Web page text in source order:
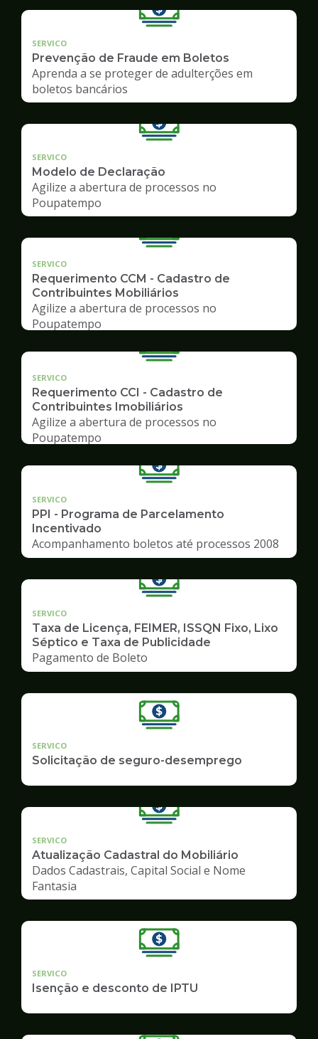
SERVICO
Prevenção de Fraude em Boletos
Aprenda a se proteger de adulterções em
boletos bancários
SERVICO
Modelo de Declaração
Agilize a abertura de processos no
Poupatempo
SERVICO
Requerimento CCM - Cadastro de
Contribuintes Mobiliários
Agilize a abertura de processos no
Poupatempo
SERVICO
Requerimento CCI - Cadastro de
Contribuintes Imobiliários
Agilize a abertura de processos no
Poupatempo
SERVICO
PPI - Programa de Parcelamento
Incentivado
Acompanhamento boletos até processos 2008
SERVICO
Taxa de Licença, FEIMER, ISSQN Fixo, Lixo
Séptico e Taxa de Publicidade
Pagamento de Boleto
SERVICO
Solicitação de seguro-desemprego
SERVICO
Atualização Cadastral do Mobiliário
Dados Cadastrais, Capital Social e Nome
Fantasia
SERVICO
Isenção e desconto de IPTU